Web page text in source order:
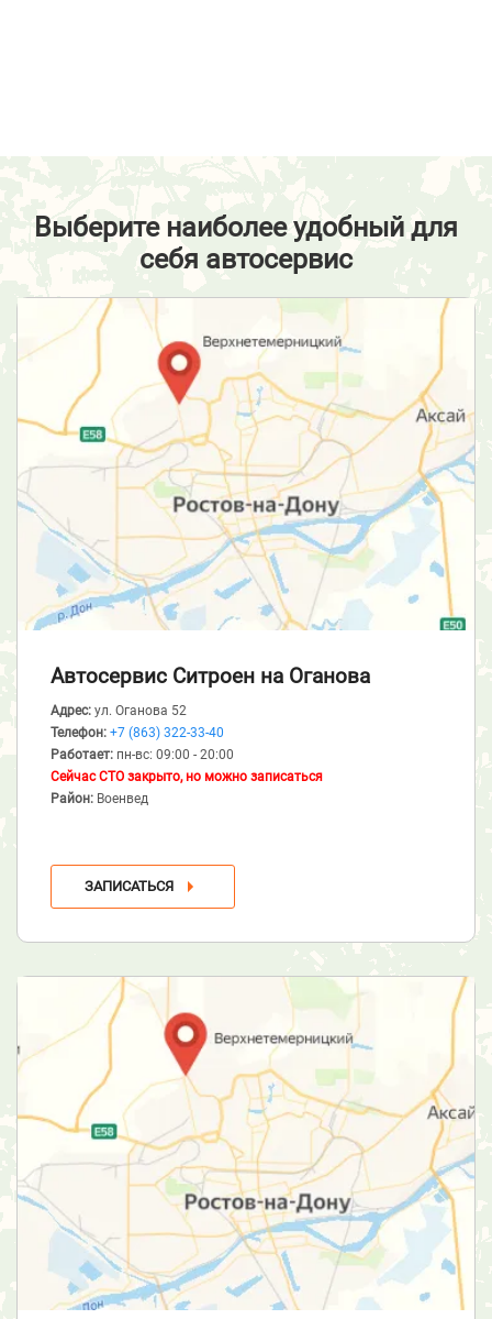
Выберите наиболее удобный для
себя автосервис
Автосервис Ситроен на Оганова
Адрес: ул. Оганова 52
Телефон: +7 (863) 322-33-40
Работает: пн-вс: 09:00 - 20:00
Сейчас СТО закрыто, но можно записаться
Район: Военвед
ЗАПИСАТЬСЯ